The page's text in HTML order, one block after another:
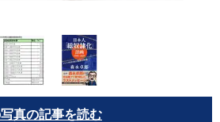
真の記事を読む